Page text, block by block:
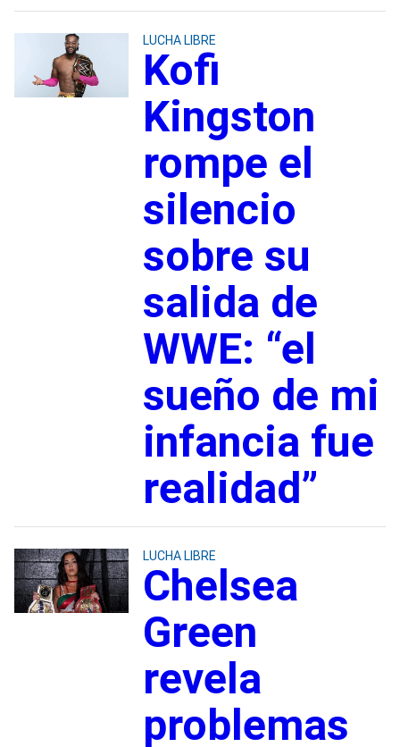
LUCHA LIBRE
Kofi
Kingston
rompe el
silencio
sobre su
salida de
WWE: “el
sueño de mi
infancia fue
realidad”
LUCHA LIBRE
Chelsea
Green
revela
problemas